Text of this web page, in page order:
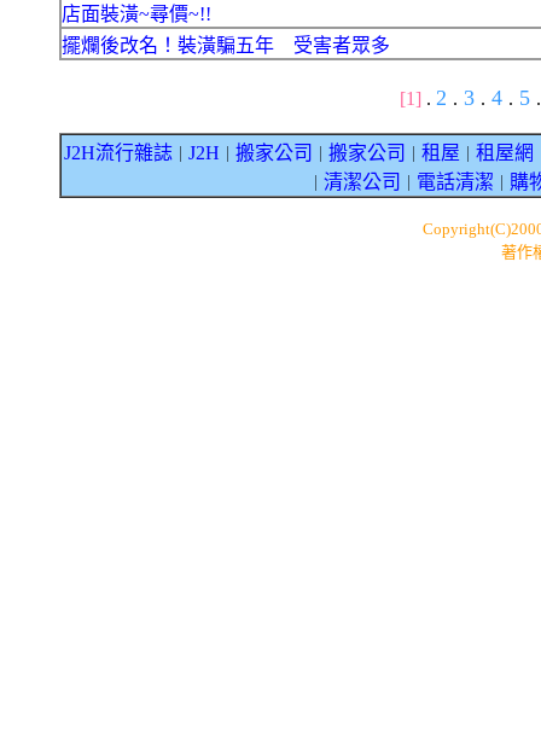
店面裝潢~尋價~!!
擺爛後改名！裝潢騙五年 受害者眾多
[1] . 2 . 3 . 4 . 5 .
J2H流行雜誌 J2H 搬家公司 搬家公司 租屋 租屋網
清潔公司 電話清潔 購
著作